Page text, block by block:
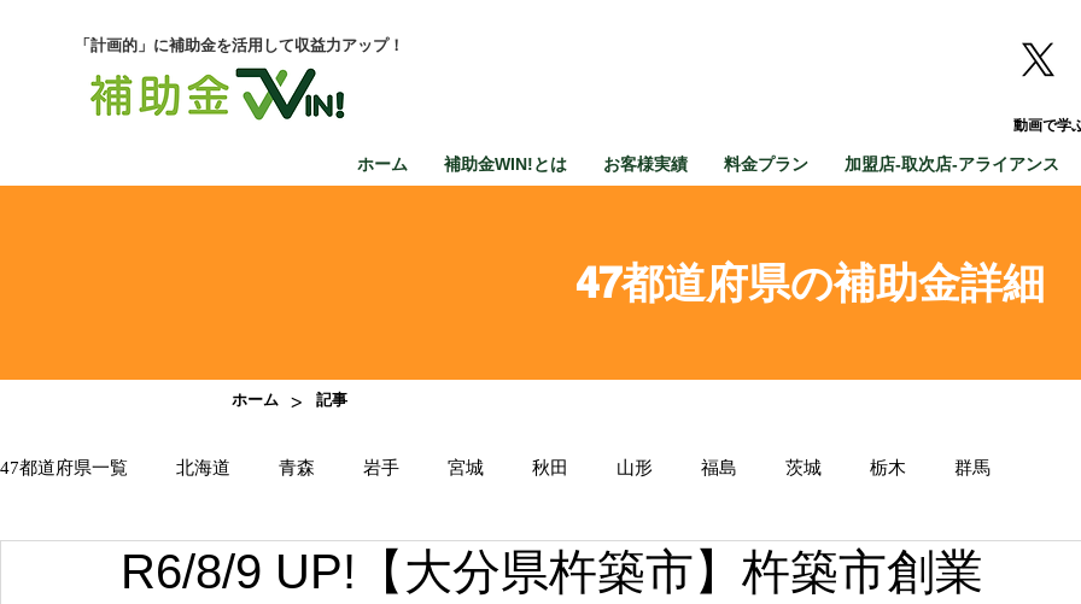
「計画的」に補助金を活用して収益力アップ！
動画で学
ホーム 補助金WIN!とは お客様実績 料金プラン 加盟店-取次店-アライアンス
47都道府県の補助金詳細
ホーム > 記事
47都道府県一覧 北海道 青森 岩手 宮城 秋田 山形 福島 茨城 栃木 群馬
千葉 東京 神奈川 新潟 富山 石川 福井 山梨 長野 岐阜
R6/8/9 UP!【大分県杵築市】杵築市創業